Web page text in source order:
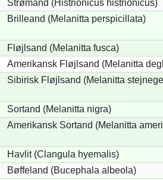
Strømand (Histrionicus histrionicus)
Brilleand (Melanitta perspicillata)
Fløjlsand (Melanitta fusca)
Amerikansk Fløjlsand (Melanitta
Sibirisk Fløjlsand (Melanitta
Sortand (Melanitta nigra)
Amerikansk Sortand (Melanitta
Havlit (Clangula hyemalis)
Bøffeland (Bucephala albeola)